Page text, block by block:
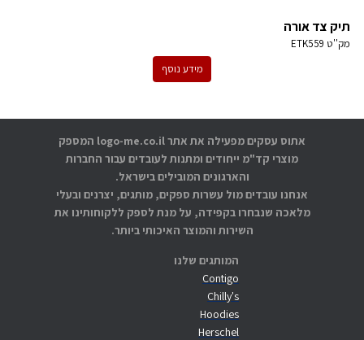
תיק צד אורה
מק''ט ETK559
מידע נוסף
המותגים שלנו
Contigo
Chilly's
Hoodies
Herschel
אתוס עסקים מפעילה את אתר logo-me.co.il המספק
מוצרי קד"מ ייחודים ומתנות לעובדים עבור החברות
והארגונים המובילים בישראל.
אנחנו עובדים מול עשרות ספקים, מותגים, יצרנים ובעלי
מלאכה שנבחרו בקפידה, על מנת לספק ללקוחותינו את
השירות והמוצר האיכותי ביותר.